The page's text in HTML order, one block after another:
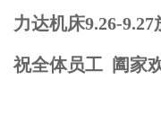
力达机床9.26-9.27
祝全体员工 阖家